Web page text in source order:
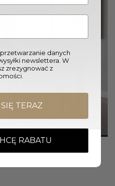
danych
newslettera. W
zrezygnować z
TERAZ
RABATU